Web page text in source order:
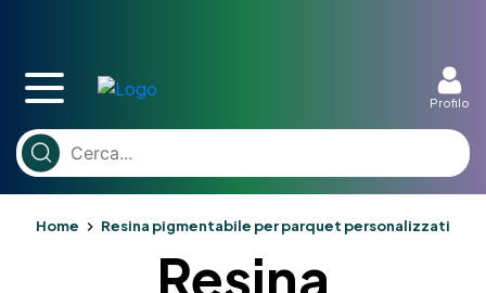
Profilo
Home Resina pigmentabile per parquet personalizzati
Resina